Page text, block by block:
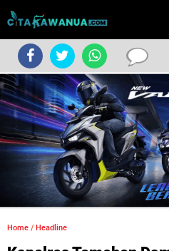
Home / Headline